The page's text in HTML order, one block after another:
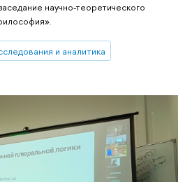
научно-теоретического
и аналитика